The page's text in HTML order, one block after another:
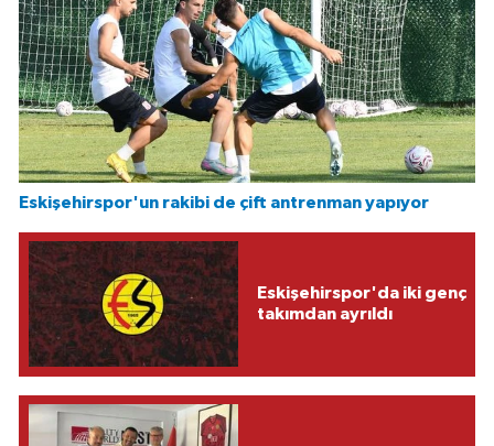
Eskişehirspor'un rakibi de çift antrenman yapıyor
Eskişehirspor'da iki genç
takımdan ayrıldı